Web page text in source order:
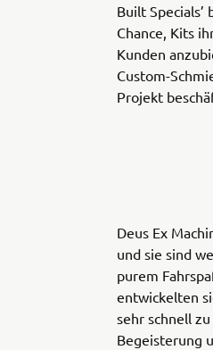
Built
Chance, Kits
Kunden
Custom-
Projekt
Deus Ex
und sie sind
purem
entwickelten
sehr schnell
Begeisterung